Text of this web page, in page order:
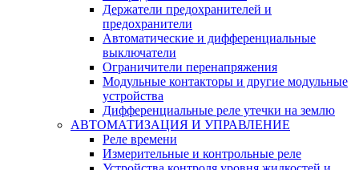
Держатели предохранителей и
предохранители
Автоматические и дифференциальные
выключатели
Ограничители перенапряжения
Модульные контакторы и другие модульные
устройства
Дифференциальные реле утечки на землю
АВТОМАТИЗАЦИЯ И УПРАВЛЕНИЕ
Реле времени
Измерительные и контрольные реле